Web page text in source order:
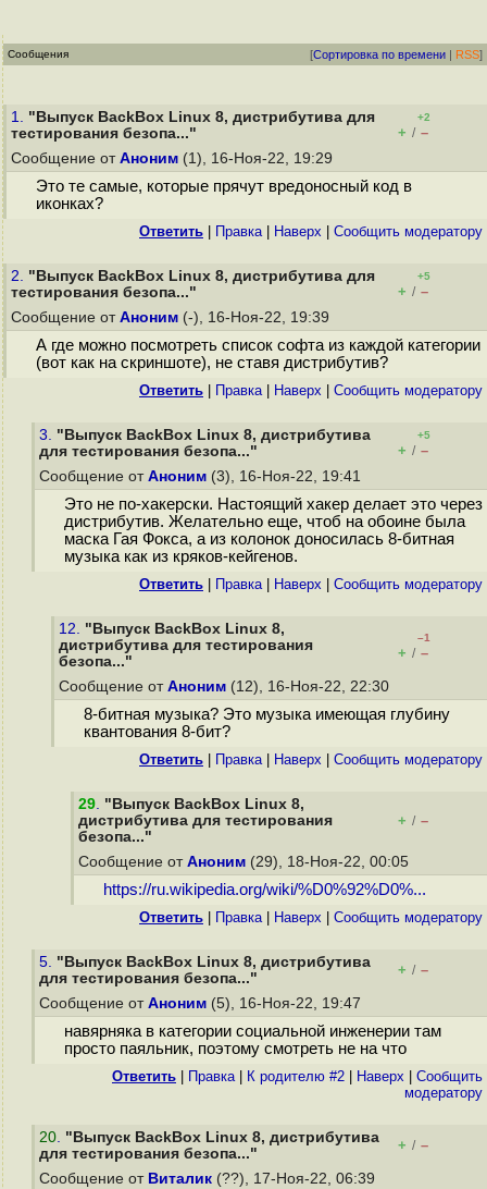
Сообщения [Сортировка по времени | RSS]
1. "Выпуск BackBox Linux 8, дистрибутива для
тестирования безопа..."
+2
+ / –
Сообщение от Аноним (1), 16-Ноя-22, 19:29
Это те самые, которые прячут вредоносный код в
иконках?
Ответить Правка| Наверх Cообщить модератору
2. "Выпуск BackBox Linux 8, дистрибутива для
тестирования безопа..."
+5
+ / –
Сообщение от Аноним (-), 16-Ноя-22, 19:39
А где можно посмотреть список софта из каждой категории
(вот как на скриншоте), не ставя дистрибутив?
Ответить Правка| Наверх Cообщить модератору
3. "Выпуск BackBox Linux 8, дистрибутива
для тестирования безопа..."
+5
+ / –
Сообщение от Аноним (3), 16-Ноя-22, 19:41
Это не по-хакерски. Настоящий хакер делает это через
дистрибутив. Желательно еще, чтоб на обоине была
маска Гая Фокса, а из колонок доносилась 8-битная
музыка как из кряков-кейгенов.
Ответить Правка| Наверх Cообщить модератору
12. "Выпуск BackBox Linux 8,
дистрибутива для тестирования
безопа..."
–1
+ / –
Сообщение от Аноним (12), 16-Ноя-22, 22:30
8-битная музыка? Это музыка имеющая глубину
квантования 8-бит?
Ответить Правка| Наверх Cообщить модератору
29. "Выпуск BackBox Linux 8,
дистрибутива для тестирования
безопа..."
+ / –
Сообщение от Аноним (29), 18-Ноя-22, 00:05
https://ru.wikipedia.org/wiki/%D0%92%D0%...
Ответить Правка| Наверх Cообщить модератору
5. "Выпуск BackBox Linux 8, дистрибутива
для тестирования безопа..."
+ / –
Сообщение от Аноним (5), 16-Ноя-22, 19:47
навярняка в категории социальной инженерии там
просто паяльник, поэтому смотреть не на что
Ответить Правка| К родителю #2 Наверх
Cообщить
модератору
20. "Выпуск BackBox Linux 8, дистрибутива
для тестирования безопа..."
+ / –
Сообщение от Виталик (??), 17-Ноя-22, 06:39